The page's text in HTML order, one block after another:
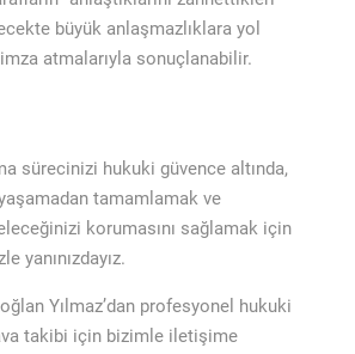
büyük anlaşmazlıklara yol
atmalarıyla sonuçlanabilir.
sürecinizi hukuki güvence altında,
yaşamadan tamamlamak ve
korumasını sağlamak için
yanınızdayız.
Yılmaz’dan profesyonel hukuki
takibi için bizimle iletişime